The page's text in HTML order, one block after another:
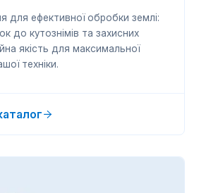
для ефективної обробки землі:
до кутознімів та захисних
якість для максимальної
техніки.